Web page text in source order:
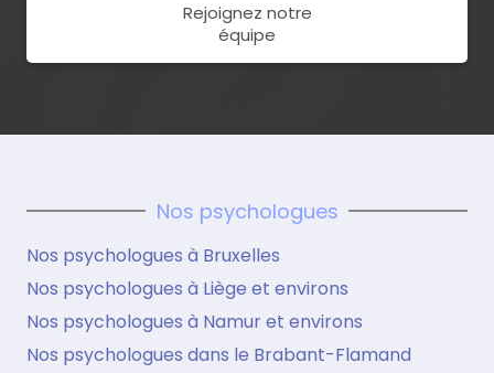
Rejoignez notre
équipe
Nos psychologues
Nos psychologues à Bruxelles
Nos psychologues à Liège et environs
Nos psychologues à Namur et environs
Nos psychologues dans le Brabant-Flamand